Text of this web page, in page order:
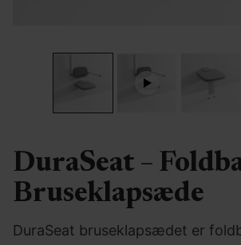
DuraSeat –
Bruseklapsæde
DuraSeat bruseklapsædet er